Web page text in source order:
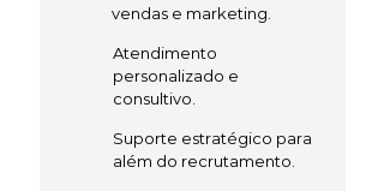
vendas e marketing.
Atendimento
personalizado e
consultivo.
Suporte estratégico para
além do recrutamento.